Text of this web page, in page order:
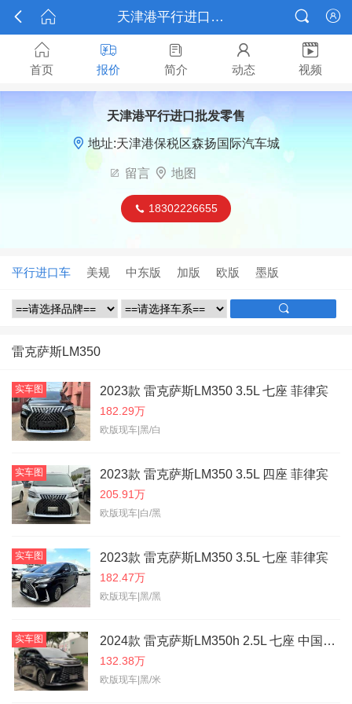
  天津港平行进口批发零售 


首页

报价

简介

动态

视频
天津港平行进口批发零售
 地址:天津港保税区森扬国际汽车城
 留言  地图
 18302226655
平行进口车 美规 中东版 加版 欧版 墨版

雷克萨斯LM350
实车图 2023款 雷克萨斯LM350 3.5L 七座 菲律宾
182.29万
欧版现车|黑/白
实车图 2023款 雷克萨斯LM350 3.5L 四座 菲律宾
205.91万
欧版现车|白/黑
实车图 2023款 雷克萨斯LM350 3.5L 七座 菲律宾
182.47万
欧版现车|黑/黑
实车图 2024款 雷克萨斯LM350h 2.5L 七座 中国台湾
132.38万
欧版现车|黑/米